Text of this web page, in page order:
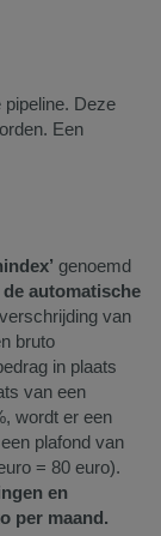
pipeline. Deze
Een
genoemd
automatische
van
bruto
in plaats
van een
wordt er een
plafond van
= 80 euro).
en
per maand.